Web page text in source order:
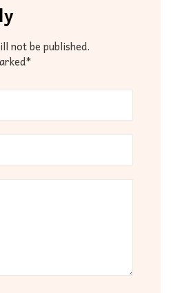
not be published.